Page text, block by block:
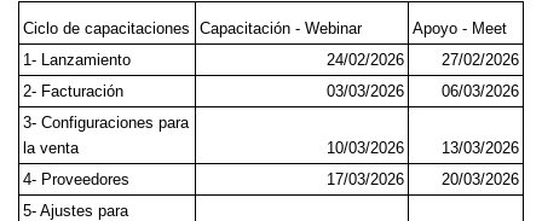
Ciclo de capacitaciones Capacitación - Webinar
Apoyo - Meet
1- Lanzamiento
24/02/2026
27/02/2026
2- Facturación
03/03/2026
06/03/2026
3- Configuraciones para
la venta
10/03/2026
13/03/2026
4- Proveedores
17/03/2026
20/03/2026
5- Ajustes para